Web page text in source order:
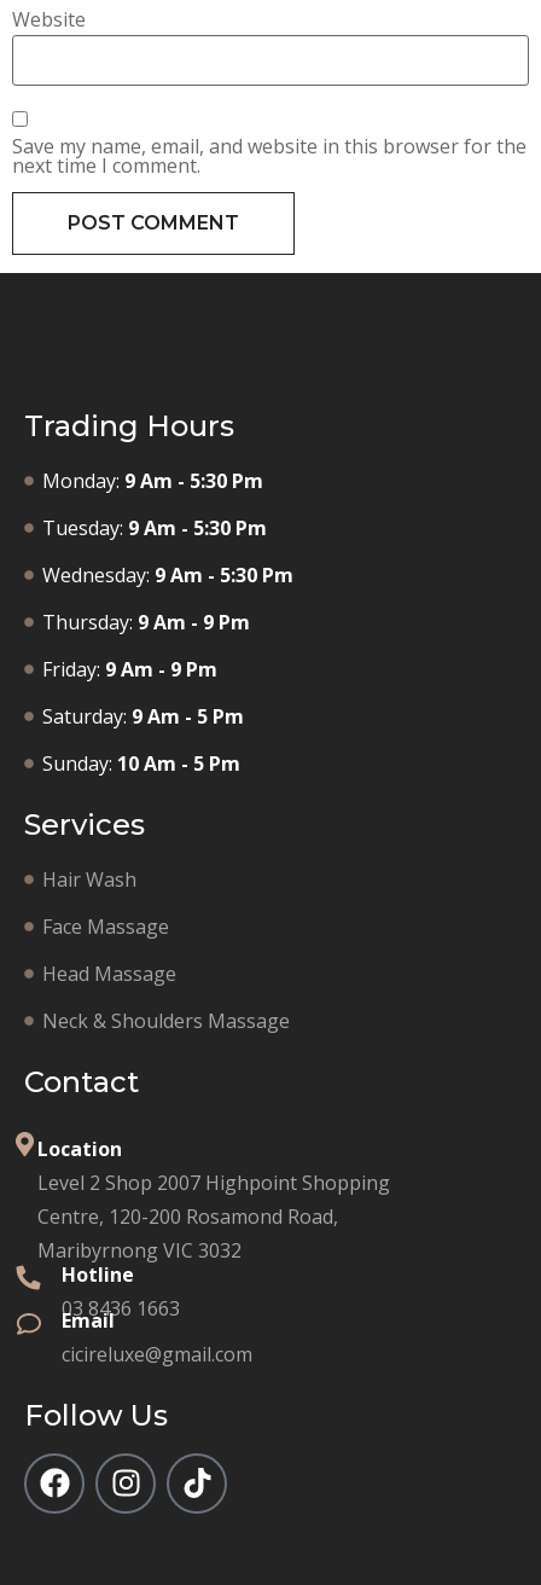
Website
Save my name, email, and website in this browser for the
next time I comment.
Trading Hours
Monday: 9 Am - 5:30 Pm
Tuesday: 9 Am - 5:30 Pm
Wednesday: 9 Am - 5:30 Pm
Thursday: 9 Am - 9 Pm
Friday: 9 Am - 9 Pm
Saturday: 9 Am - 5 Pm
Sunday: 10 Am - 5 Pm
Services
Hair Wash
Face Massage
Head Massage
Neck & Shoulders Massage
Contact
Location
Level 2 Shop 2007 Highpoint Shopping
Centre, 120-200 Rosamond Road,
Maribyrnong VIC 3032
Hotline
03 8436 1663
Email
cicireluxe@gmail.com
Follow Us